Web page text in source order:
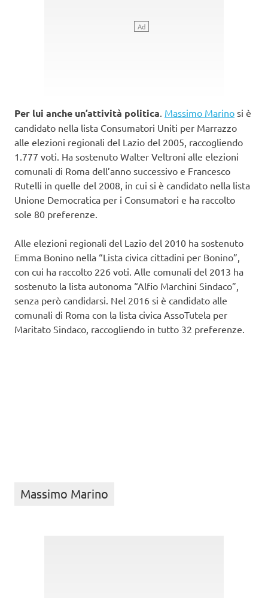
Per lui anche un’attività politica Massimo Marino si è
candidato nella lista Consumatori Uniti per Marrazzo
alle elezioni regionali del Lazio del 2005, raccogliendo
1.777 voti. Ha sostenuto Walter Veltroni alle elezioni
comunali di Roma dell’anno successivo e Francesco
Rutelli in quelle del 2008, in cui si è candidato nella lista
Unione Democratica per i Consumatori e ha raccolto
sole 80 preferenze.
Alle elezioni regionali del Lazio del 2010 ha sostenuto
Emma Bonino nella “Lista civica cittadini per Bonino”,
con cui ha raccolto 226 voti. Alle comunali del 2013 ha
sostenuto la lista autonoma “Alfio Marchini Sindaco”,
senza però candidarsi. Nel 2016 si è candidato alle
comunali di Roma con la lista civica AssoTutela per
Maritato Sindaco, raccogliendo in tutto 32 preferenze.
Massimo Marino